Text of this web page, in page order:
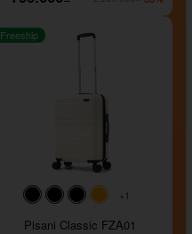
#000000#000000#000000
+1
Freeship
Pisani Classic FZA01